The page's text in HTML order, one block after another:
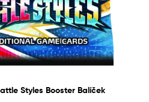
Styles Booster Balíček